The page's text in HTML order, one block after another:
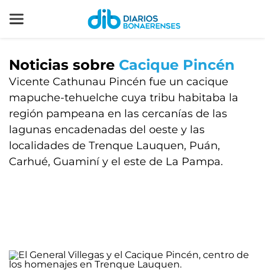
Noticias sobre Cacique Pincén
Vicente Cathunau Pincén fue un cacique
mapuche-tehuelche cuya tribu habitaba la
región pampeana en las cercanías de las
lagunas encadenadas del oeste y las
localidades de Trenque Lauquen, Puán,
Carhué, Guaminí y el este de La Pampa.